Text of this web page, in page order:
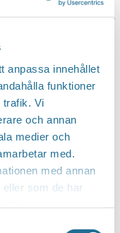
anpassa innehållet
funktioner
trafik. Vi
och annan
medier och
med.
med annan
som de har
signature sound
about the
has released 5
EP.